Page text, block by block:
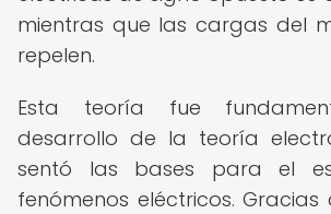
mientras que las cargas del
repelen.
Esta teoría fue
desarrollo de la teoría
sentó las bases para el
fenómenos eléctricos.